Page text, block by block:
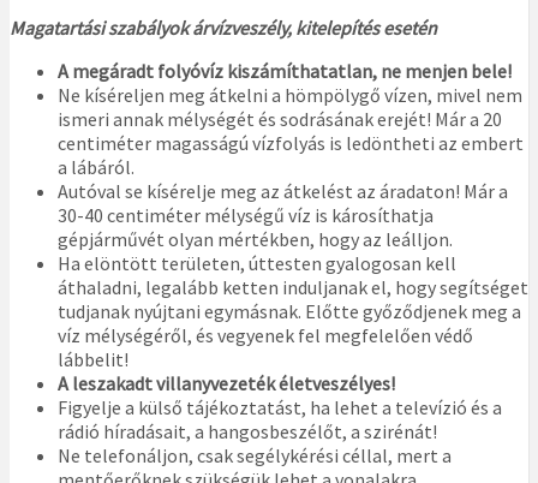
Magatartási szabályok árvízveszély, kitelepítés esetén
A megáradt folyóvíz kiszámíthatatlan, ne menjen bele!
Ne kíséreljen meg átkelni a hömpölygő vízen, mivel nem
ismeri annak mélységét és sodrásának erejét! Már a 20
centiméter magasságú vízfolyás is ledöntheti az embert
a lábáról.
Autóval se kísérelje meg az átkelést az áradaton! Már a
30-40 centiméter mélységű víz is károsíthatja
gépjárművét olyan mértékben, hogy az leálljon.
Ha elöntött területen, úttesten gyalogosan kell
áthaladni, legalább ketten induljanak el, hogy segítséget
tudjanak nyújtani egymásnak. Előtte győződjenek meg a
víz mélységéről, és vegyenek fel megfelelően védő
lábbelit!
A leszakadt villanyvezeték életveszélyes!
Figyelje a külső tájékoztatást, ha lehet a televízió és a
rádió híradásait, a hangosbeszélőt, a szirénát!
Ne telefonáljon, csak segélykérési céllal, mert a